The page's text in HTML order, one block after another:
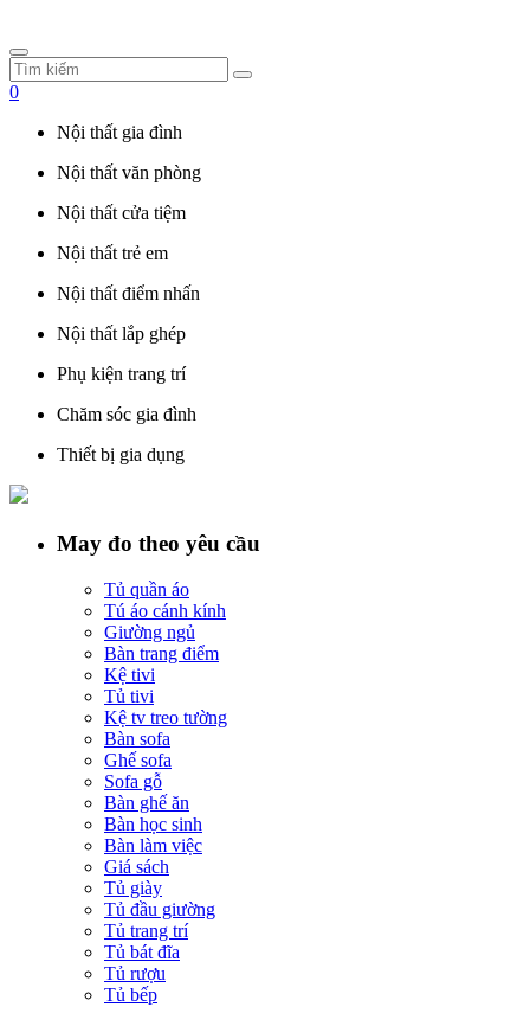
0
Nội thất gia đình
Nội thất văn phòng
Nội thất cửa tiệm
Nội thất trẻ em
Nội thất điểm nhấn
Nội thất lắp ghép
Phụ kiện trang trí
Chăm sóc gia đình
Thiết bị gia dụng
May đo theo yêu cầu
Tủ quần áo
Tú áo cánh kính
Giường ngủ
Bàn trang điểm
Kệ tivi
Tủ tivi
Kệ tv treo tường
Bàn sofa
Ghế sofa
Sofa gỗ
Bàn ghế ăn
Bàn học sinh
Bàn làm việc
Giá sách
Tủ giày
Tủ đầu giường
Tủ trang trí
Tủ bát đĩa
Tủ rượu
Tủ bếp